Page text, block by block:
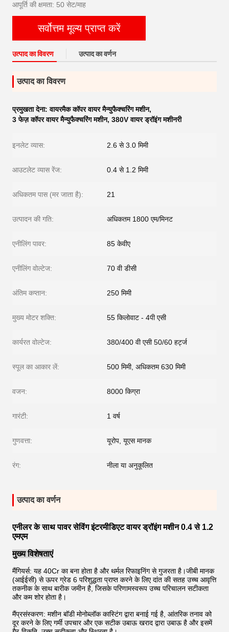
आपूर्ति की क्षमता: 50 सेट/माह
सर्वोत्तम मूल्य प्राप्त करें
उत्पाद का विवरण उत्पाद का वर्णन
उत्पाद का विवरण
प्रमुखता देना:वायरमैक कॉपर वायर मैन्युफैक्चरिंग मशीन,
3 फेज़ कॉपर वायर मैन्युफैक्चरिंग मशीन, 380V वायर ड्रॉइंग मशीनरी
इनलेट व्यास: 2.6 से 3.0 मिमी
आउटलेट व्यास रेंज: 0.4 से 1.2 मिमी
अधिकतम पास (मर जाता है): 21
उत्पादन की गति: अधिकतम 1800 एम/मिनट
एनीलिंग पावर: 85 केवीए
एनीलिंग वोल्टेज: 70 वी डीसी
अंतिम कप्तान: 250 मिमी
मुख्य मोटर शक्ति: 55 किलोवाट - 4पी एसी
कार्यरत वोल्टेज: 380/400 वी एसी 50/60 हर्ट्ज
स्पूल का आकार लें: 500 मिमी, अधिकतम 630 मिमी
वजन: 8000 किग्रा
गारंटी: 1 वर्ष
गुणवत्ता: यूरोप, यूएस मानक
रंग: नीला या अनुकूलित
उत्पाद का वर्णन
एनीलर के साथ पावर सेविंग इंटरमीडिएट वायर ड्रॉइंग मशीन 0.4 से 1.2
एमएम
मुख्य विशेषताएं
मैंगियर्स: यह 40Cr का बना होता है और थर्मल रिफाइनिंग से गुजरता है।जीबी मानक
(आईईसी) से ऊपर ग्रेड 6 परिशुद्धता प्राप्त करने के लिए दांत की सतह उच्च आवृत्ति
तकनीक के साथ बारीक जमीन है, जिसके परिणामस्वरूप उच्च परिचालन सटीकता
और कम शोर होता है।
मैंप्रसंस्करण: मशीन बॉडी मोनोब्लॉक कास्टिंग द्वारा बनाई गई है, आंतरिक तनाव को
दूर करने के लिए गर्मी उपचार और एक सटीक उबाऊ खराद द्वारा उबाऊ है और इसमें